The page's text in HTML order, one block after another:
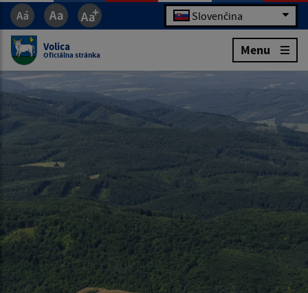
Slovenčina
Volica
Oficiálna stránka Menu